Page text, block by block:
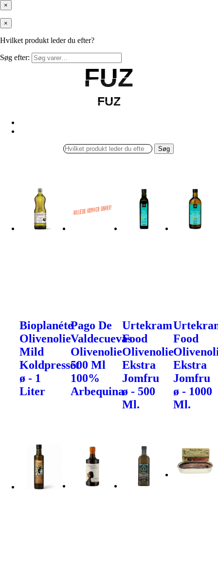
×
×
Hvilket produkt leder du efter?
Søg efter:
FUZ
FUZ
FUZ
FUZ
Søg
Bioplanéte
Olivenolie
Mild
Koldpresset
ø - 1
Liter
Pago De
Valdecuevas
Olivenolie
500 Ml
100%
Arbequina
Urtekram
Food
Olivenolie
Ekstra
Jomfru
ø - 500
Ml.
Food
Ekstra
Jomfru
ø - 1000
Ml.